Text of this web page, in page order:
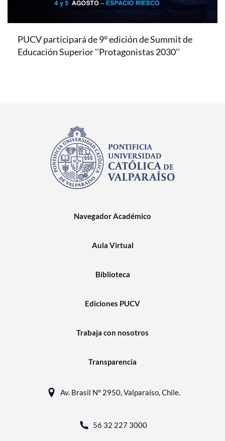
PUCV participará de 9° edición de Summit de
Educación Superior ''Protagonistas 2030''
Navegador Académico
Aula Virtual
Biblioteca
Ediciones PUCV
Trabaja con nosotros
Transparencia
Av. Brasil N° 2950, Valparaíso, Chile.
56 32 227 3000